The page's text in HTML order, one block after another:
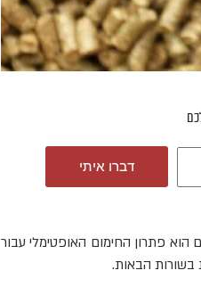
דברו איתי
הוא פתרון החימום האופטימלי עבור
בשורות הבאות.